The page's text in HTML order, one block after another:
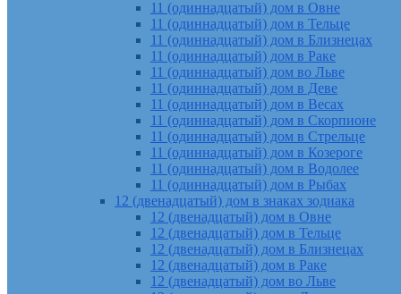
11 (одиннадцатый) дом в Овне
11 (одиннадцатый) дом в Тельце
11 (одиннадцатый) дом в Близнецах
11 (одиннадцатый) дом в Раке
11 (одиннадцатый) дом во Льве
11 (одиннадцатый) дом в Деве
11 (одиннадцатый) дом в Весах
11 (одиннадцатый) дом в Скорпионе
11 (одиннадцатый) дом в Стрельце
11 (одиннадцатый) дом в Козероге
11 (одиннадцатый) дом в Водолее
11 (одиннадцатый) дом в Рыбах
12 (двенадцатый) дом в знаках зодиака
12 (двенадцатый) дом в Овне
12 (двенадцатый) дом в Тельце
12 (двенадцатый) дом в Близнецах
12 (двенадцатый) дом в Раке
12 (двенадцатый) дом во Льве